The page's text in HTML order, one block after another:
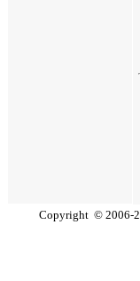
Copyright © 2006-